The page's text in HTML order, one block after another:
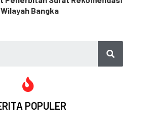
Bangka
POPULER